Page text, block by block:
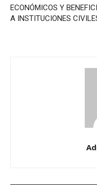
ECONÓMICOS Y
A INSTITUCIONES